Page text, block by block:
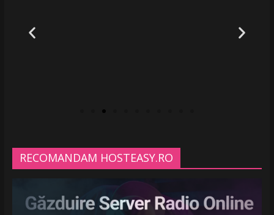
RECOMANDAM HOSTEASY.RO